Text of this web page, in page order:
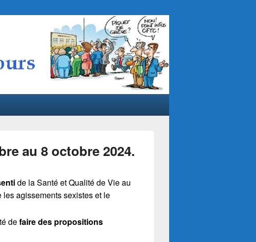
au 8 octobre 2024.
de la Santé et Qualité de Vie au
les agissements sexistes et le
defaire des propositions